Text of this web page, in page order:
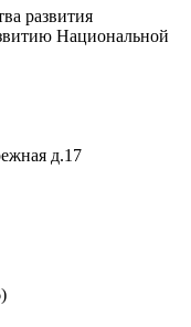
развития
Национальной
д.17